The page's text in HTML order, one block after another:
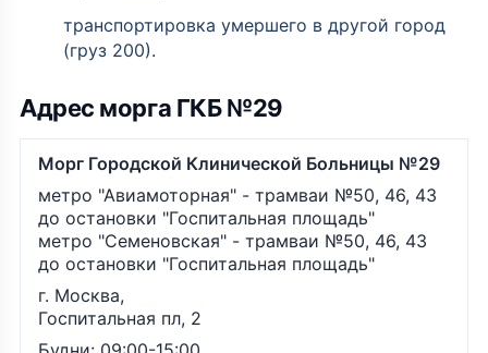
транспортировка умершего в другой город
(груз 200).
Адрес морга ГКБ №29
Морг Городской Клинической Больницы №29
метро "Авиамоторная" - трамваи №50, 46, 43
до остановки "Госпитальная площадь"
метро "Семеновская" - трамваи №50, 46, 43
до остановки "Госпитальная площадь"
г. Москва,
Госпитальная пл, 2